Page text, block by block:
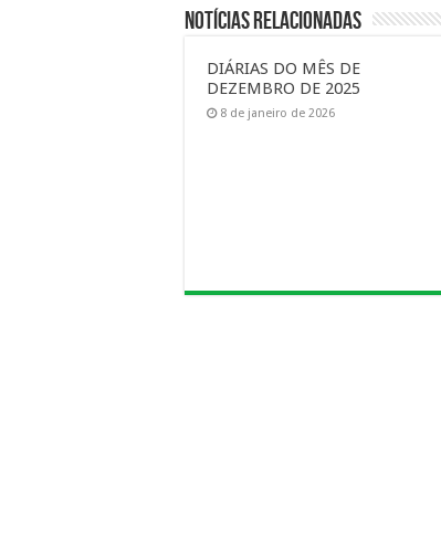
Notícias Relacionadas
DIÁRIAS DO MÊS DE
DEZEMBRO DE 2025
8 de janeiro de 2026